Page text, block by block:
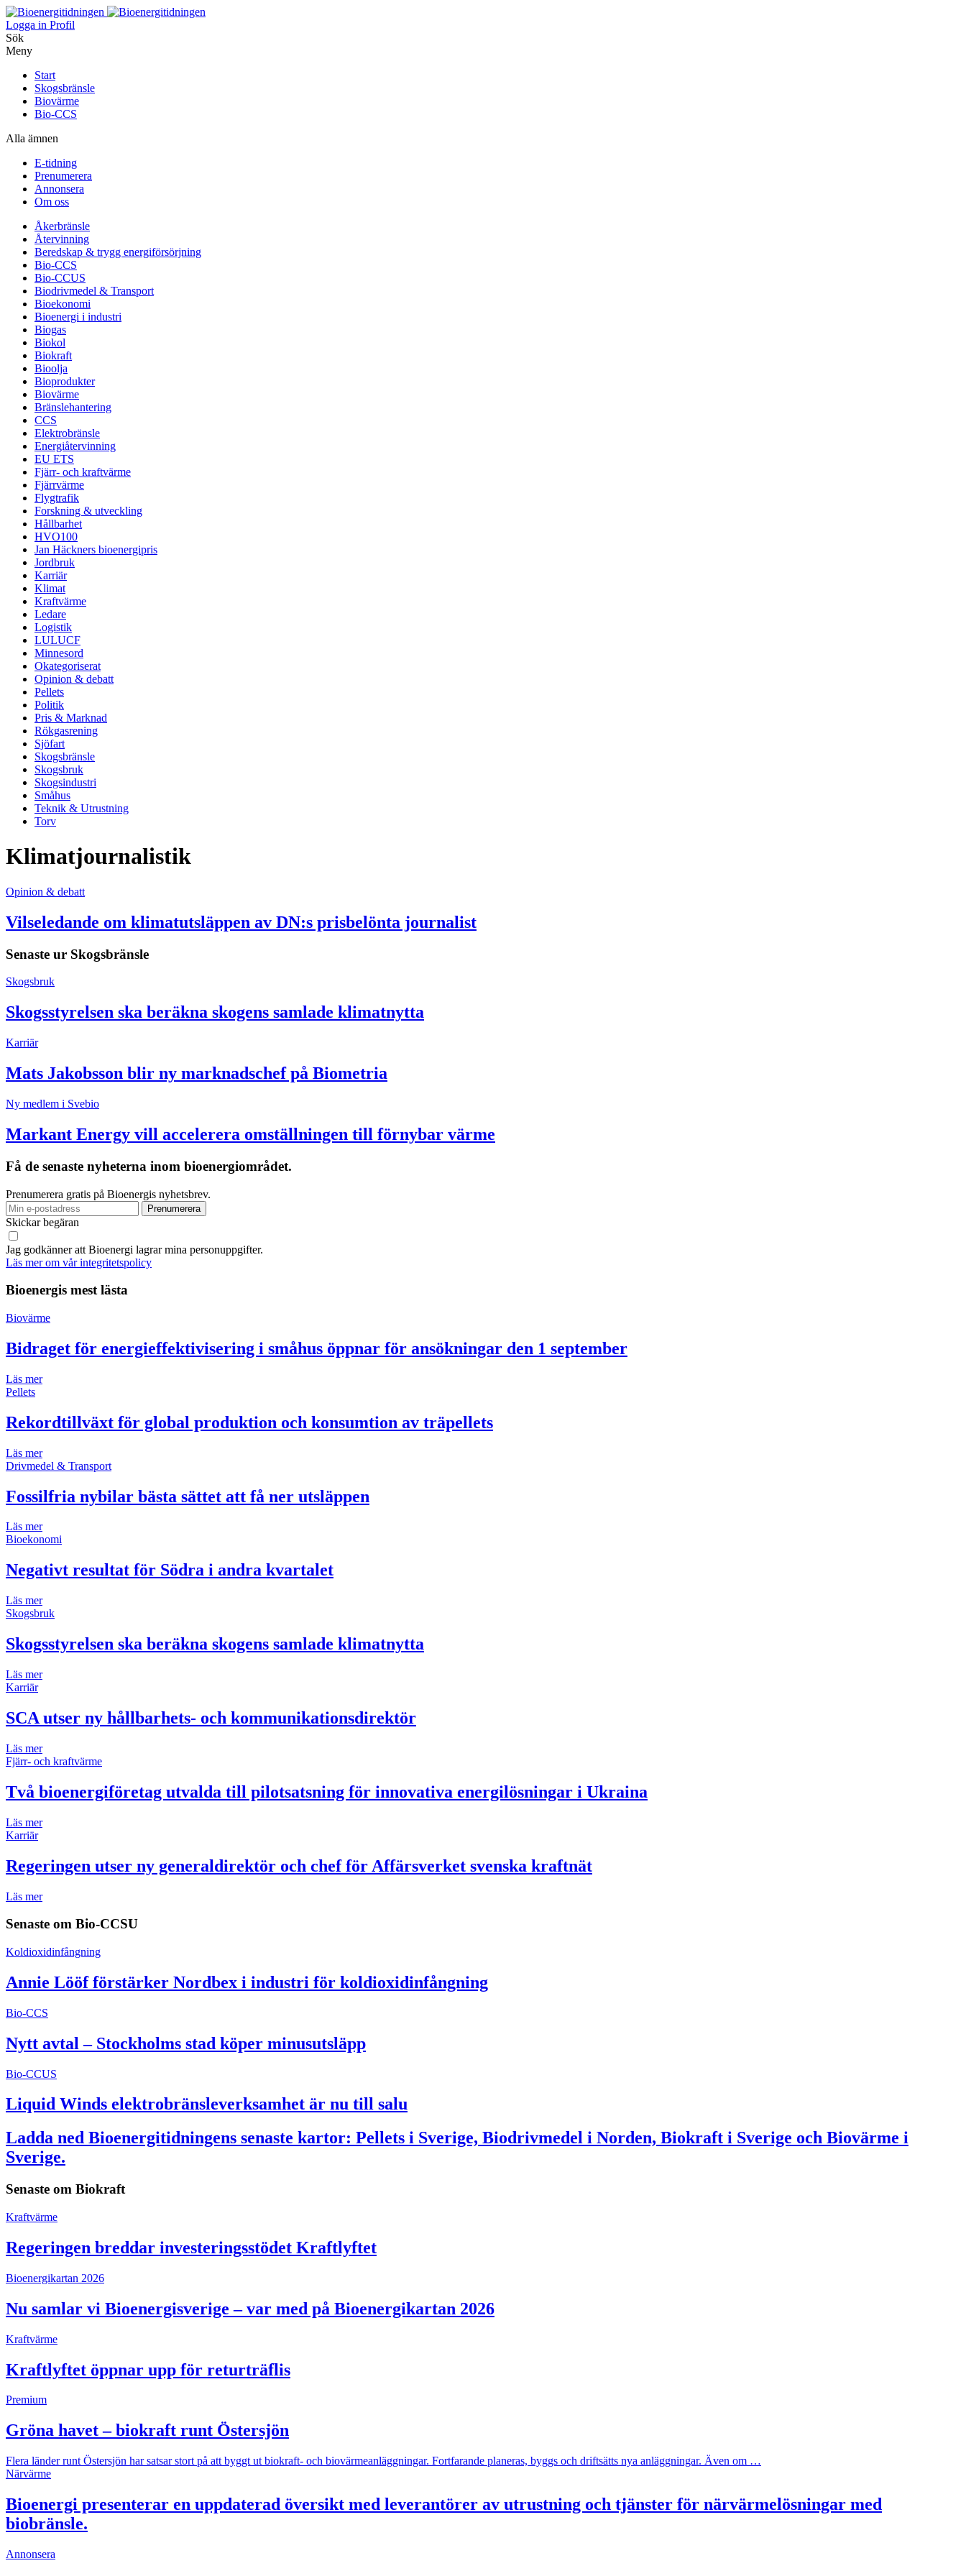
Logga in Profil
Sök
Meny
Start
Skogsbränsle
Biovärme
Bio-CCS
Alla ämnen
E-tidning
Prenumerera
Annonsera
Om oss
Åkerbränsle
Återvinning
Beredskap & trygg energiförsörjning
Bio-CCS
Bio-CCUS
Biodrivmedel & Transport
Bioekonomi
Bioenergi i industri
Biogas
Biokol
Biokraft
Bioolja
Bioprodukter
Biovärme
Bränslehantering
CCS
Elektrobränsle
Energiåtervinning
EU ETS
Fjärr- och kraftvärme
Fjärrvärme
Flygtrafik
Forskning & utveckling
Hållbarhet
HVO100
Jan Häckners bioenergipris
Jordbruk
Karriär
Klimat
Kraftvärme
Ledare
Logistik
LULUCF
Minnesord
Okategoriserat
Opinion & debatt
Pellets
Politik
Pris & Marknad
Rökgasrening
Sjöfart
Skogsbränsle
Skogsbruk
Skogsindustri
Småhus
Teknik & Utrustning
Torv
Klimatjournalistik
Opinion & debatt
Vilseledande om klimatutsläppen av DN:s prisbelönta journalist
Senaste ur Skogsbränsle
Skogsbruk
Skogsstyrelsen ska beräkna skogens samlade klimatnytta
Karriär
Mats Jakobsson blir ny marknadschef på Biometria
Ny medlem i Svebio
Markant Energy vill accelerera omställningen till förnybar värme
Få de senaste nyheterna inom bioenergiområdet.
Prenumerera gratis på Bioenergis nyhetsbrev.
Skickar begäran
Jag godkänner att Bioenergi lagrar mina personuppgifter.
Läs mer om vår integritetspolicy
Bioenergis mest lästa
Biovärme
Bidraget för energieffektivisering i småhus öppnar för ansökningar den 1 september
Läs mer
Pellets
Rekordtillväxt för global produktion och konsumtion av träpellets
Läs mer
Drivmedel & Transport
Fossilfria nybilar bästa sättet att få ner utsläppen
Läs mer
Bioekonomi
Negativt resultat för Södra i andra kvartalet
Läs mer
Skogsbruk
Skogsstyrelsen ska beräkna skogens samlade klimatnytta
Läs mer
Karriär
SCA utser ny hållbarhets- och kommunikationsdirektör
Läs mer
Fjärr- och kraftvärme
Två bioenergiföretag utvalda till pilotsatsning för innovativa energilösningar i Ukraina
Läs mer
Karriär
Regeringen utser ny generaldirektör och chef för Affärsverket svenska kraftnät
Läs mer
Senaste om Bio-CCSU
Koldioxidinfångning
Annie Lööf förstärker Nordbex i industri för koldioxidinfångning
Bio-CCS
Nytt avtal – Stockholms stad köper minusutsläpp
Bio-CCUS
Liquid Winds elektrobränsleverksamhet är nu till salu
Ladda ned Bioenergitidningens senaste kartor: Pellets i Sverige, Biodrivmedel i Norden, Biokraft i Sverige och Biovärme i
Sverige.
Senaste om Biokraft
Kraftvärme
Regeringen breddar investeringsstödet Kraftlyftet
Bioenergikartan 2026
Nu samlar vi Bioenergisverige – var med på Bioenergikartan 2026
Kraftvärme
Kraftlyftet öppnar upp för returträflis
Premium
Gröna havet – biokraft runt Östersjön
Flera länder runt Östersjön har satsar stort på att byggt ut biokraft- och biovärmeanläggningar. Fortfarande planeras, byggs och driftsätts nya anläggningar. Även om …
Närvärme
Bioenergi presenterar en uppdaterad översikt med leverantörer av utrustning och tjänster för närvärmelösningar med
biobränsle.
Annonsera